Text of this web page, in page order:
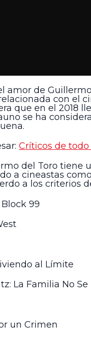
amor de
con el
que en el 2018
se ha
Críticos de
del Toro tiene
a cineastas como
a los criterios
99
al Límite
La Familia No Se
un Crimen